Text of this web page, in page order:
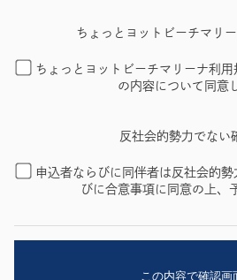
ちょっとヨットビーチマリ
ちょっとヨットビーチマリーナ利
の内容について同意
反社会的勢力でない
申込者ならびに同伴者は反社会的
びに合意事項に同意の上、